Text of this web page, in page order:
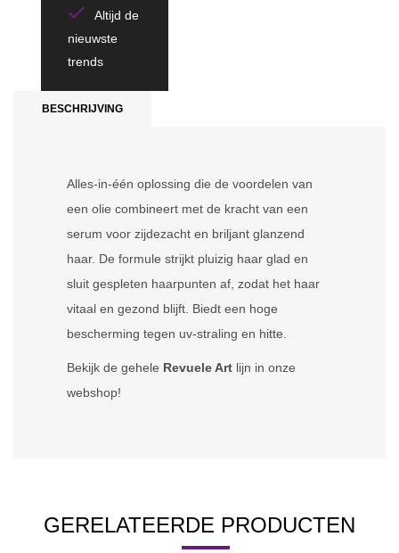
Altijd de
nieuwste
trends
BESCHRIJVING
Alles-in-één oplossing die de voordelen van
een olie combineert met de kracht van een
serum voor zijdezacht en briljant glanzend
haar. De formule strijkt pluizig haar glad en
sluit gespleten haarpunten af, zodat het haar
vitaal en gezond blijft. Biedt een hoge
bescherming tegen uv-straling en hitte.
Bekijk de gehele Revuele Art lijn in onze
webshop!
GERELATEERDE PRODUCTEN